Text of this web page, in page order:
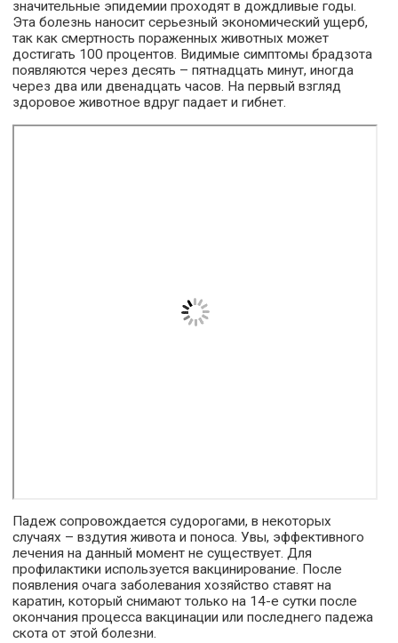
значительные эпидемии проходят в дождливые годы.
Эта болезнь наносит серьезный экономический ущерб,
так как смертность пораженных животных может
достигать 100 процентов. Видимые симптомы брадзота
появляются через десять – пятнадцать минут, иногда
через два или двенадцать часов. На первый взгляд
здоровое животное вдруг падает и гибнет.
Падеж сопровождается судорогами, в некоторых
случаях – вздутия живота и поноса. Увы, эффективного
лечения на данный момент не существует. Для
профилактики используется вакцинирование. После
появления очага заболевания хозяйство ставят на
каратин, который снимают только на 14-е сутки после
окончания процесса вакцинации или последнего падежа
скота от этой болезни.